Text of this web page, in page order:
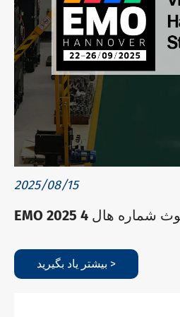
2025/08/15
بیشتر یاد بگیرید >